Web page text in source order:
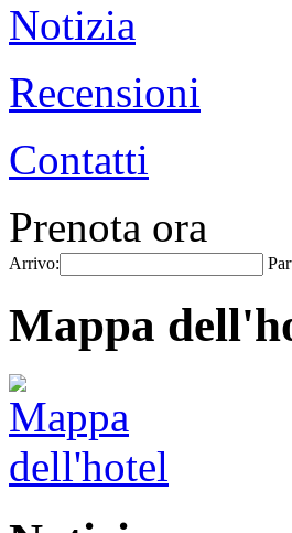
Notizia
Recensioni
Contatti
Prenota ora
Arrivo:
Mappa